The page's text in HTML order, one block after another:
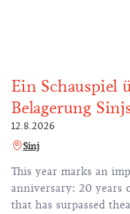
Ein Schauspiel
Belagerung
12.8.2026
Sinj
This year marks an
anniversary: 20 years
that has surpassed